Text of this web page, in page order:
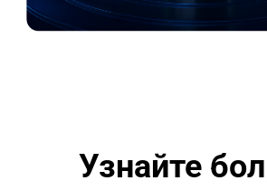
Узнайте